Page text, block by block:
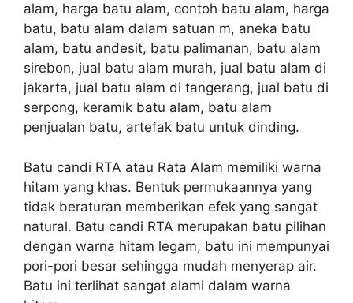
alam, harga batu alam, contoh batu alam, harga
batu, batu alam dalam satuan m, aneka batu
alam, batu andesit, batu palimanan, batu alam
sirebon, jual batu alam murah, jual batu alam di
jakarta, jual batu alam di tangerang, jual batu di
serpong, keramik batu alam, batu alam
penjualan batu, artefak batu untuk dinding.
Batu candi RTA atau Rata Alam memiliki warna
hitam yang khas. Bentuk permukaannya yang
tidak beraturan memberikan efek yang sangat
natural. Batu candi RTA merupakan batu pilihan
dengan warna hitam legam, batu ini mempunyai
pori-pori besar sehingga mudah menyerap air.
Batu ini terlihat sangat alami dalam warna